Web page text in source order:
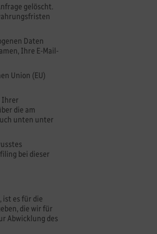
gelöscht.
Daten
Ihre E-Mail-
Union (EU)
Ihrer
die am
unten unter
bei dieser
ist es für die
die wir für
Abwicklung des